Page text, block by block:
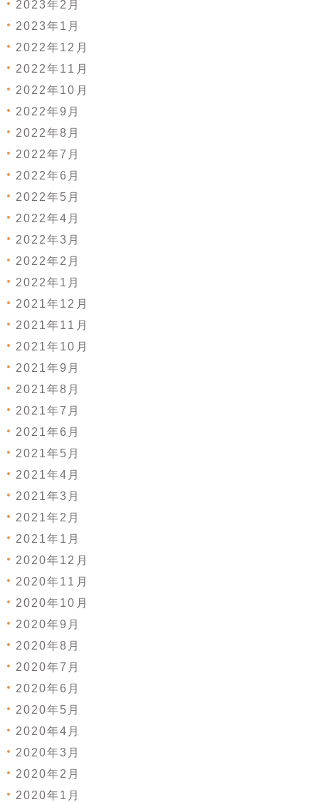
2023年2月
2023年1月
2022年12月
2022年11月
2022年10月
2022年9月
2022年8月
2022年7月
2022年6月
2022年5月
2022年4月
2022年3月
2022年2月
2022年1月
2021年12月
2021年11月
2021年10月
2021年9月
2021年8月
2021年7月
2021年6月
2021年5月
2021年4月
2021年3月
2021年2月
2021年1月
2020年12月
2020年11月
2020年10月
2020年9月
2020年8月
2020年7月
2020年6月
2020年5月
2020年4月
2020年3月
2020年2月
2020年1月